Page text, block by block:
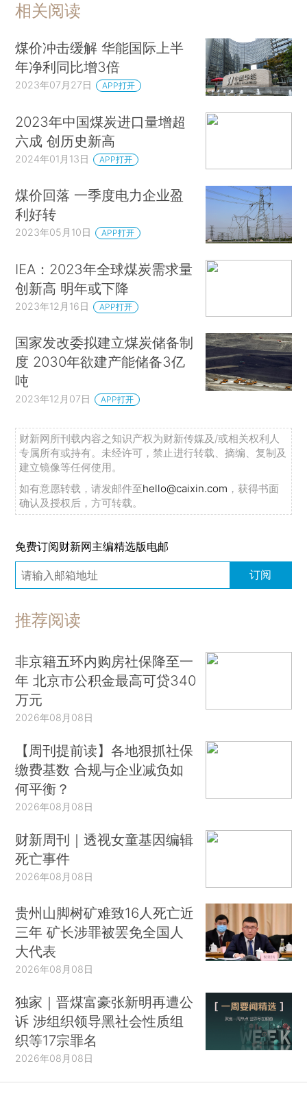
相关阅读
煤价冲击缓解 华能国际上半
年净利同比增3倍
2023年07月27日 APP打开
2023年中国煤炭进口量增超
六成 创历史新高
2024年01月13日 APP打开
煤价回落 一季度电力企业盈
利好转
2023年05月10日 APP打开
IEA：2023年全球煤炭需求量
创新高 明年或下降
2023年12月16日 APP打开
国家发改委拟建立煤炭储备制
度 2030年欲建产能储备3亿
吨
2023年12月07日 APP打开
财新网所刊载内容之知识产权为财新传媒及/或相关权利人
专属所有或持有。未经许可，禁止进行转载、摘编、复制及
建立镜像等任何使用。
如有意愿转载，请发邮件至hello@caixin.com ，获得书面
确认及授权后，方可转载。
免费订阅财新网主编精选版电邮
订阅
推荐阅读
非京籍五环内购房社保降至一
年 北京市公积金最高可贷340
万元
2026年08月08日
【周刊提前读】各地狠抓社保
缴费基数 合规与企业减负如
何平衡？
2026年08月08日
财新周刊｜透视女童基因编辑
死亡事件
2026年08月08日
贵州山脚树矿难致16人死亡近
三年 矿长涉罪被罢免全国人
大代表
2026年08月08日
独家｜晋煤富豪张新明再遭公
诉 涉组织领导黑社会性质组
织等17宗罪名
2026年08月08日